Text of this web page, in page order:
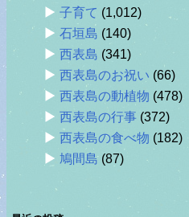
子育て (1,012)
石垣島 (140)
西表島 (341)
西表島のお祝い (66)
西表島の動植物 (478)
西表島の行事 (372)
西表島の食べ物 (182)
鳩間島 (87)